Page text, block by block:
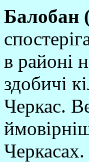
Балобан
в районi
здобичi
Черкас.